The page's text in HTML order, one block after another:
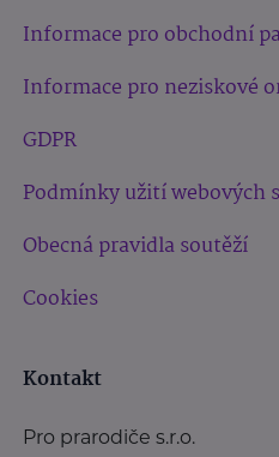
Informace pro obchodní
Informace pro neziskové
GDPR
Podmínky užití webových
Obecná pravidla soutěží
Cookies
Kontakt
Pro prarodiče s.r.o.